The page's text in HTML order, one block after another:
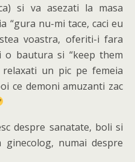
si va asezati la masa
“gura nu-mi tace, caci eu
voastra, oferiti-i fara
bautura si “keep them
un pic pe femeia
ce demoni amuzanti zac
despre sanatate, boli si
numai despre